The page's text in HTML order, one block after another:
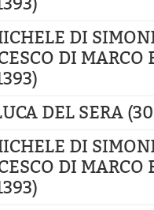
DI
DI MARCO
DEL SERA
DI
DI MARCO